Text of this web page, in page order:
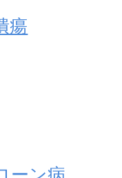
瘍